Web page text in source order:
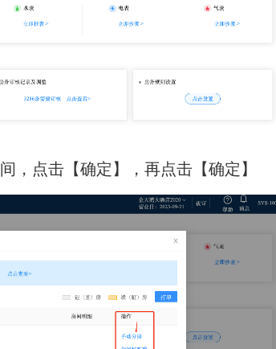
点击【确定】，再点击【确定】